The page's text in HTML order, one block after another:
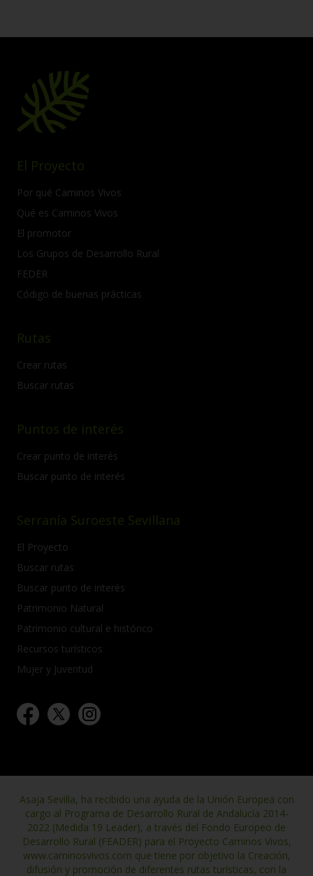
El Proyecto
Por qué Caminos Vivos
Qué es Caminos Vivos
El promotor
Los Grupos de Desarrollo Rural
FEDER
Código de buenas prácticas
Rutas
Crear rutas
Buscar rutas
Puntos de interés
Crear punto de interés
Buscar punto de interés
Serranía Suroeste Sevillana
El Proyecto
Buscar rutas
Buscar punto de interés
Patrimonio Natural
Patrimonio cultural e histórico
Recursos turísticos
Mujer y Juventud
Asaja Sevilla, ha recibido una ayuda de la Unión Europea con
cargo al Programa de Desarrollo Rural de Andalucía 2014-
2022 (Medida 19 Leader), a través del Fondo Europeo de
Desarrollo Rural (FEADER) para el Proyecto Caminos Vivos,
www.caminosvivos.com que tiene por objetivo la Creación,
difusión y promoción de diferentes rutas turísticas, con la